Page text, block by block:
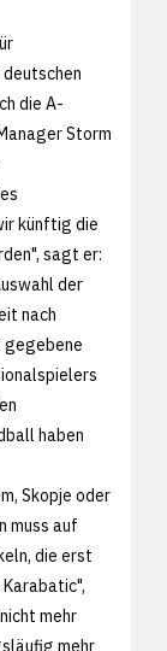
die A-
Storm
künftig die
sagt er:
der
nach
gegebene
haben
Skopje oder
muss auf
die erst
mehr
mehr